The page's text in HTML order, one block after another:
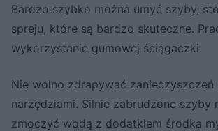
Bardzo szybko można umyć szyby,
spreju, które są bardzo skuteczne.
wykorzystanie gumowej ściągaczki.
Nie wolno zdrapywać
narzędziami. Silnie zabrudzone szyby
zmoczyć wodą z dodatkiem środka